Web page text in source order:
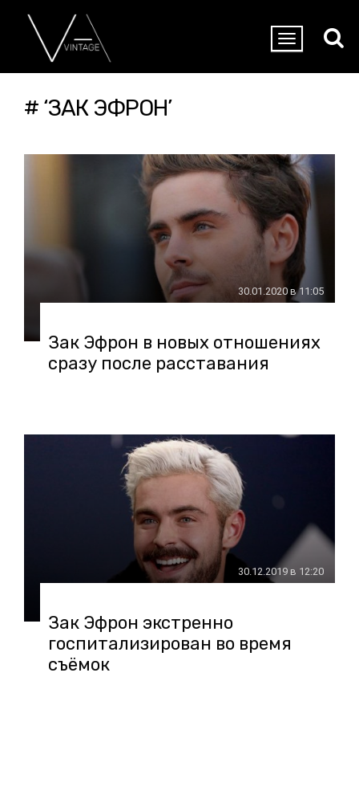
# ‘ЗАК ЭФРОН’
30.01.2020 в 11:05
Зак Эфрон в новых отношениях
сразу после расставания
30.12.2019 в 12:20
Зак Эфрон экстренно
госпитализирован во время
съёмок